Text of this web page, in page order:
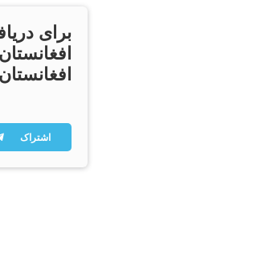
برای
اشتراک